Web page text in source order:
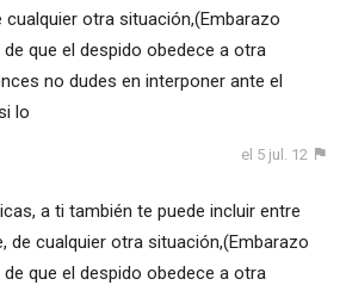
otra situación,(Embarazo
que el despido obedece a otra
no dudes en interponer ante el
lo
el 5 jul. 12
a ti también te puede incluir entre
cualquier otra situación,(Embarazo
que el despido obedece a otra